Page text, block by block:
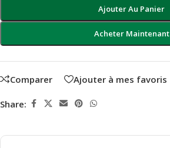
Ajouter Au Panier
Acheter Maintenant
Comparer Ajouter à mes favoris
Share: